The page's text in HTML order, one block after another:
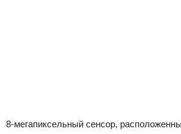
8-мегапиксельный сенсор,